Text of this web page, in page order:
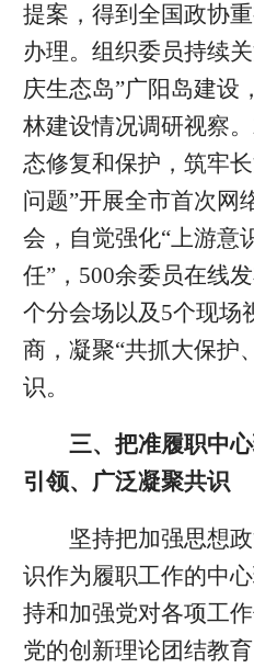
提案，得到全国政协
办理。组织委员持续
庆生态岛”广阳岛建设
林建设情况调研视察
态修复和保护，筑牢
问题”开展全市首次网
会，自觉强化“上游意
任”，500余委员在线
个分会场以及5个现场
商，凝聚“共抓大保护
识。
三、把准履职中
引领、广泛凝聚共识
坚持把加强思想
识作为履职工作的中
持和加强党对各项工
党的创新理论团结教